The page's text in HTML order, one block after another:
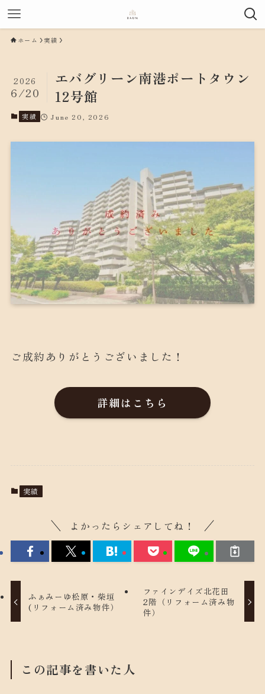
ホーム 実績
エバグリーン南港ポートタウン
12号館
2026
6/20
実績 June 20, 2026
ご成約ありがとうございました！
詳細はこちら
実績
よかったらシェアしてね！
ふぁみーゆ松原・柴垣
(リフォーム済み物件）
ファインデイズ北花田
2階（リフォーム済み物
件）
この記事を書いた人